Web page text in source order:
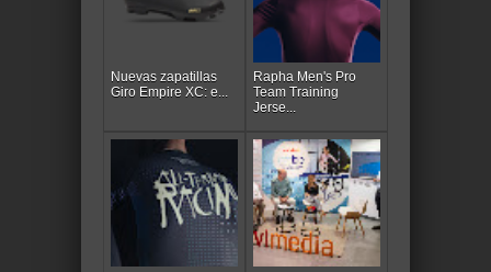
Nuevas zapatillas
Giro Empire XC: e...
Rapha Men's Pro
Team Training
Jerse...